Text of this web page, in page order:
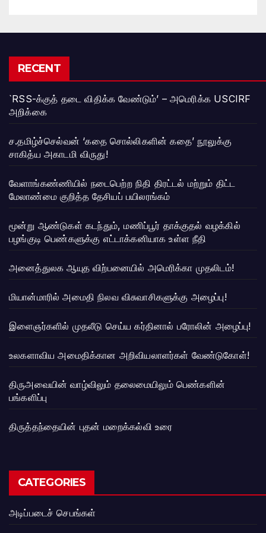
RECENT
`RSS-க்குத் தடை விதிக்க வேண்டும்’ – அமெரிக்க USCIRF
அறிக்கை
ச.தமிழ்ச்செல்வன் ‘கதை சொல்லிகளின் கதை’ நூலுக்கு
சாகித்ய அகாடமி விருது!
வேளாங்கண்ணியில் நடைபெற்ற நிதி திரட்டல் மற்றும் திட்ட
மேலாண்மை குறித்த தேசியப் பயிலரங்கம்
மூன்று ஆண்டுகள் கடந்தும், மணிப்பூர் தாக்குதல் வழக்கில்
பழங்குடி பெண்களுக்கு எட்டாக்கனியாக உள்ள நீதி
அனைத்துலக ஆயுத விற்பனையில் அமெரிக்கா முதலிடம்!
மியான்மாரில் அமைதி நிலவ விசுவாசிகளுக்கு அழைப்பு!
இளைஞர்களில் முதலீடு செய்ய கர்தினால் பரோலின் அழைப்பு!
உலகளாவிய அமைதிக்கான அறிவியலாளர்கள் வேண்டுகோள்!
திருஅவையின் வாழ்விலும் தலைமையிலும் பெண்களின்
பங்களிப்பு
திருத்தந்தையின் புதன் மறைக்கல்வி உரை
CATEGORIES
அடிப்படைச் செபங்கள்